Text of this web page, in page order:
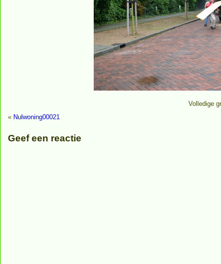
Volledige
« Nulwoning00021
Geef een reactie